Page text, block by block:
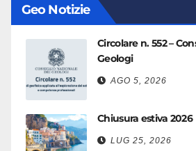
Geo Notizie
Circolare n. 552 –
Geologi
AGO 5, 2026
Chiusura estiva 2026
LUG 25, 2026